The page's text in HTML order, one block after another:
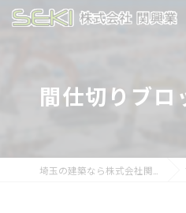
間仕切りブロ